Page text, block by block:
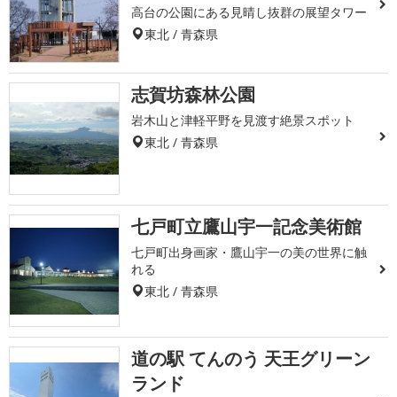
高台の公園にある見晴し抜群の展望タワー
東北 / 青森県
志賀坊森林公園
岩木山と津軽平野を見渡す絶景スポット
東北 / 青森県
七戸町立鷹山宇一記念美術館
七戸町出身画家・鷹山宇一の美の世界に触
れる
東北 / 青森県
道の駅 てんのう 天王グリーン
ランド